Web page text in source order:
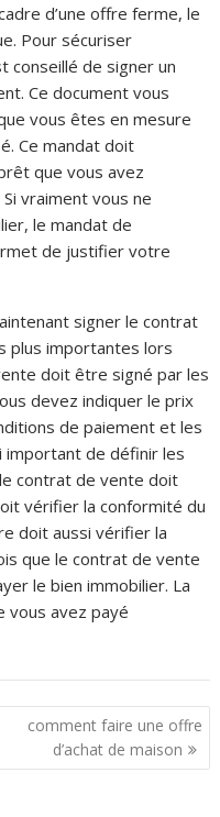
d’une offre ferme, le
Pour sécuriser
conseillé de signer un
Ce document vous
vous êtes en mesure
Ce mandat doit
que vous avez
vraiment vous ne
le mandat de
de justifier votre
signer le contrat
plus importantes lors
doit être signé par les
devez indiquer le prix
de paiement et les
important de définir les
contrat de vente doit
vérifier la conformité du
doit aussi vérifier la
que le contrat de vente
le bien immobilier. La
vous avez payé
comment faire une offre
d’achat de maison